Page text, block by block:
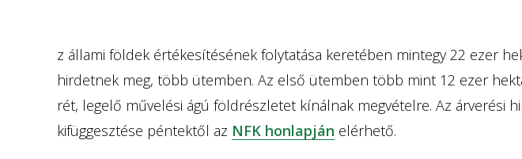
z állami földek értékesítésének folytatása keretében mintegy 22 ezer
hirdetnek meg, több ütemben. Az első ütemben több mint 12 ezer
rét, legelő művelési ágú földrészletet kínálnak megvételre. Az árverési
kifüggesztése péntektől az NFK honlapján elérhető.